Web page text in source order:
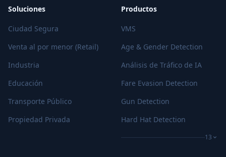
Soluciones
Ciudad Segura
Venta al por menor (Retail)
Industria
Educación
Transporte Público
Propiedad Privada
Productos
VMS
Age & Gender Detection
Análisis de Tráfico de IA
Fare Evasion Detection
Gun Detection
Hard Hat Detection
13